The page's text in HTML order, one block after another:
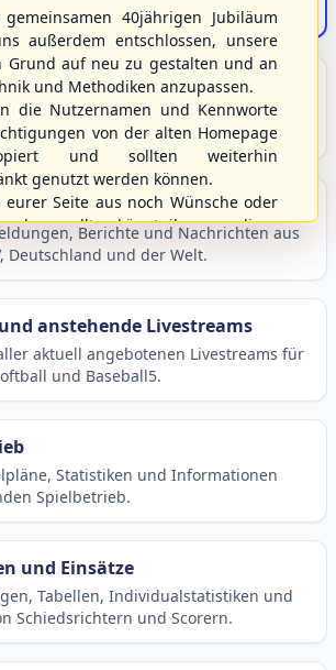
des S/HBV
und Hintergründe zu Baseball, Softball
Neuigkeiten
Berichte und Nachrichten aus
Deutschland und der Welt.
anstehende Livestreams
aktuell angebotenen Livestreams für
und Baseball5.
Statistiken und Informationen
Spielbetrieb.
und Einsätze
Tabellen, Individualstatistiken und
Schiedsrichtern und Scorern.
40jährigen Jubiläum
außerdem entschlossen, unsere
Grund auf neu zu gestalten und an
und Methodiken anzupassen.
die Nutzernamen und Kennworte
von der alten Homepage
und sollten weiterhin
genutzt werden können.
eurer Seite aus noch Wünsche oder
geben sollte, könnt ihr uns diese
Verbandsadresseinfo@shbvnet.de